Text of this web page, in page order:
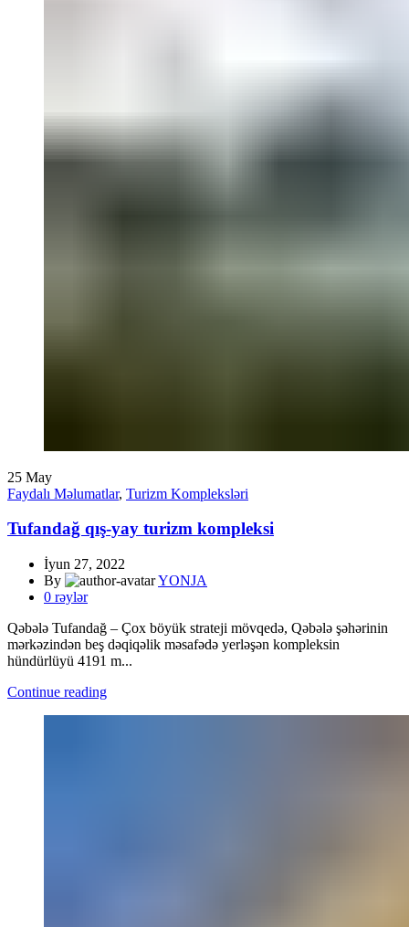
25 May
Faydalı Məlumatlar, Turizm Kompleksləri
Tufandağ qış-yay turizm kompleksi
İyun 27, 2022
By
YONJA
0 rəylər
Qəbələ Tufandağ – Çox böyük strateji mövqedə, Qəbələ şəhərinin
mərkəzindən beş dəqiqəlik məsafədə yerləşən kompleksin
hündürlüyü 4191 m...
Continue reading